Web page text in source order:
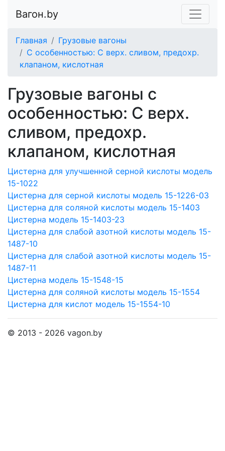
Вагон.by
Главная
Грузовые вагоны
С особенностью: С верх. сливом, предохр.
клапаном, кислотная
Грузовые вагоны с
особенностью: С верх.
сливом, предохр.
клапаном, кислотная
Цистерна для улучшенной серной кислоты модель
15-1022
Цистерна для серной кислоты модель 15-1226-03
Цистерна для соляной кислоты модель 15-1403
Цистерна модель 15-1403-23
Цистерна для слабой азотной кислоты модель 15-
1487-10
Цистерна для слабой азотной кислоты модель 15-
1487-11
Цистерна модель 15-1548-15
Цистерна для соляной кислоты модель 15-1554
Цистерна для кислот модель 15-1554-10
© 2013 - 2026 vagon.by